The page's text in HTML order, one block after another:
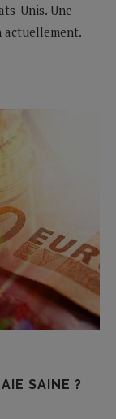
Unis. Une
actuellement.
SAINE ?